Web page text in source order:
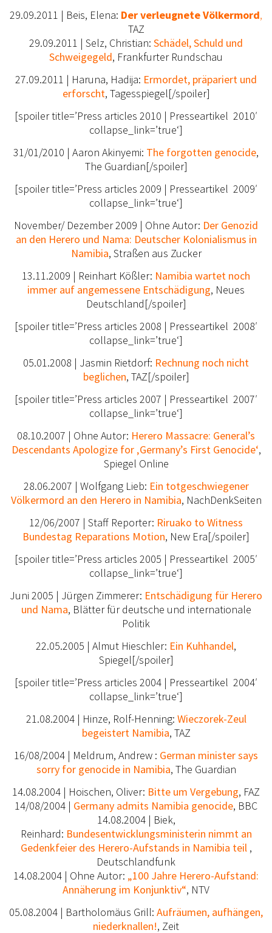
29.09.2011 | Beis, Elena: Der verleugnete Völkermord,
TAZ
29.09.2011 | Selz, Christian: Schädel, Schuld und
Schweigegeld, Frankfurter Rundschau
27.09.2011 | Haruna, Hadija: Ermordet, präpariert und
erforscht, Tagesspiegel[/spoiler]
[spoiler title=’Press articles 2010 | Presseartikel 2010′
collapse_link=’true‘]
31/01/2010 | Aaron Akinyemi: The forgotten genocide,
The Guardian[/spoiler]
[spoiler title=’Press articles 2009 | Presseartikel 2009′
collapse_link=’true‘]
November/ Dezember 2009 | Ohne Autor: Der Genozid
an den Herero und Nama: Deutscher Kolonialismus in
Namibia, Straßen aus Zucker
13.11.2009 | Reinhart Kößler: Namibia wartet noch
immer auf angemessene Entschädigung, Neues
Deutschland[/spoiler]
[spoiler title=’Press articles 2008 | Presseartikel 2008′
collapse_link=’true‘]
05.01.2008 | Jasmin Rietdorf: Rechnung noch nicht
beglichen, TAZ[/spoiler]
[spoiler title=’Press articles 2007 | Presseartikel 2007′
collapse_link=’true‘]
08.10.2007 | Ohne Autor: Herero Massacre: General’s
Descendants Apologize for ‚Germany’s First Genocide‘,
Spiegel Online
28.06.2007 | Wolfgang Lieb: Ein totgeschwiegener
Völkermord an den Herero in Namibia, NachDenkSeiten
12/06/2007 | Staff Reporter: Riruako to Witness
Bundestag Reparations Motion, New Era[/spoiler]
[spoiler title=’Press articles 2005 | Presseartikel 2005′
collapse_link=’true‘]
Juni 2005 | Jürgen Zimmerer: Entschädigung für Herero
und Nama, Blätter für deutsche und internationale
Politik
22.05.2005 | Almut Hieschler: Ein Kuhhandel,
Spiegel[/spoiler]
[spoiler title=’Press articles 2004 | Presseartikel 2004′
collapse_link=’true‘]
21.08.2004 | Hinze, Rolf-Henning: Wieczorek-Zeul
begeistert Namibia, TAZ
16/08/2004 | Meldrum, Andrew : German minister says
sorry for genocide in Namibia, The Guardian
14.08.2004 | Hoischen, Oliver: Bitte um Vergebung, FAZ
14/08/2004 | Germany admits Namibia genocide, BBC
14.08.2004 | Biek,
Reinhard: Bundesentwicklungsministerin nimmt an
Gedenkfeier des Herero-Aufstands in Namibia teil,
Deutschlandfunk
14.08.2004 | Ohne Autor: „100 Jahre Herero-Aufstand:
Annäherung im Konjunktiv“, NTV
05.08.2004 | Bartholomäus Grill: Aufräumen, aufhängen,
niederknallen!, Zeit